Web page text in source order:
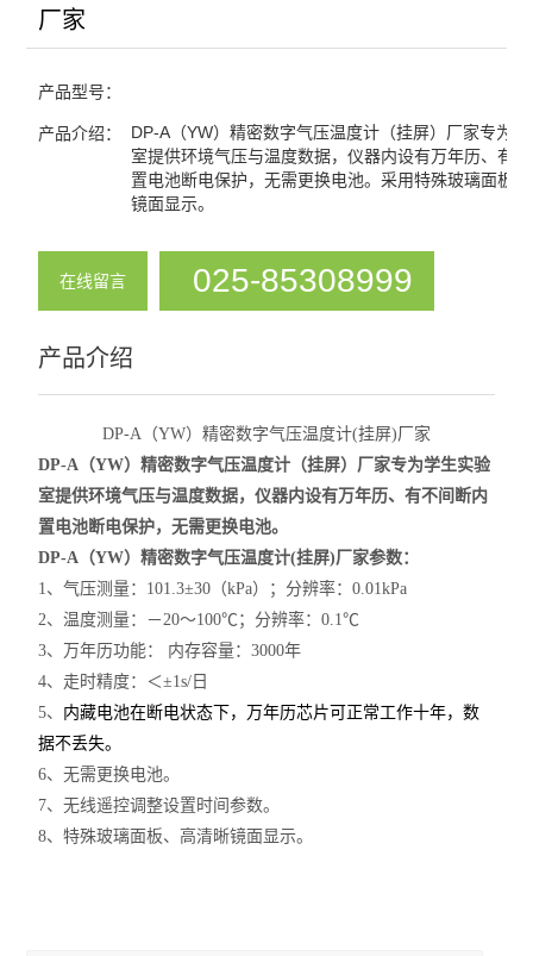
恒温槽
数字熔点测试仪
电导率仪
温度计
压力计
厂家
产品型号：
产品介绍：
DP-A（YW）精密数字气压温度计（挂屏）厂家专为
室提供环境气压与温度数据，仪器内设有万年历、有
置电池断电保护，无需更换电池。采用特殊玻璃面板
镜面显示。
在线留言 025-85308999
产品介绍
DP-A（YW）精密数字气压温度计(挂屏)厂家
DP-A（YW）精密数字气压温度计（挂屏）厂家专为学生实验
室提供环境气压与温度数据，仪器内设有万年历、有不间断内
置电池断电保护，无需更换电池。
DP-A（YW）精密数字气压温度计(挂屏)厂家参数：
1、气压测量：101.3±30（kPa）；分辨率：0.01kPa
2、温度测量：－20～100℃；分辨率：0.1℃
3、万年历功能： 内存容量：3000年
4、走时精度：＜±1s/日
5、 内藏电池在断电状态下，万年历芯片可正常工作十年，数
据不丢失。
6、无需更换电池。
7、无线遥控调整设置时间参数。
8、特殊玻璃面板、高清晰镜面显示。